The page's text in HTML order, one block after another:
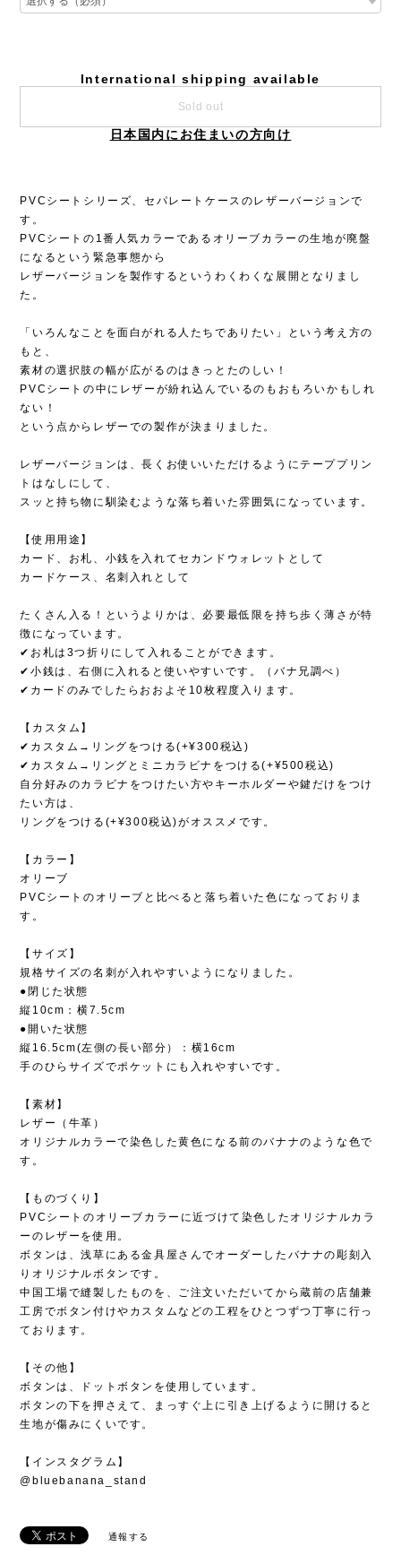
International shipping available
Sold out
日本国内にお住まいの方向け
PVCシートシリーズ、セパレートケースのレザーバージョンで
す。
PVCシートの1番人気カラーであるオリーブカラーの生地が廃盤
になるという緊急事態から
レザーバージョンを製作するというわくわくな展開となりまし
た。
「いろんなことを面白がれる人たちでありたい」という考え方の
もと、
素材の選択肢の幅が広がるのはきっとたのしい！
PVCシートの中にレザーが紛れ込んでいるのもおもろいかもしれ
ない！
という点からレザーでの製作が決まりました。
レザーバージョンは、長くお使いいただけるようにテーププリン
トはなしにして、
スッと持ち物に馴染むような落ち着いた雰囲気になっています。
【使用用途】
カード、お札、小銭を入れてセカンドウォレットとして
カードケース、名刺入れとして
たくさん入る！というよりかは、必要最低限を持ち歩く薄さが特
徴になっています。
✔︎お札は3つ折りにして入れることができます。
✔︎小銭は、右側に入れると使いやすいです。（バナ兄調べ）
✔︎カードのみでしたらおおよそ10枚程度入ります。
【カスタム】
✔︎カスタム→リングをつける(+¥300税込)
✔︎カスタム→リングとミニカラビナをつける(+¥500税込)
自分好みのカラビナをつけたい方やキーホルダーや鍵だけをつけ
たい方は、
リングをつける(+¥300税込)がオススメです。
【カラー】
オリーブ
PVCシートのオリーブと比べると落ち着いた色になっておりま
す。
【サイズ】
規格サイズの名刺が入れやすいようになりました。
●閉じた状態
縦10cm：横7.5cm
●開いた状態
縦16.5cm(左側の長い部分）：横16cm
手のひらサイズでポケットにも入れやすいです。
【素材】
レザー（牛革）
オリジナルカラーで染色した黄色になる前のバナナのような色で
す。
【ものづくり】
PVCシートのオリーブカラーに近づけて染色したオリジナルカラ
ーのレザーを使用。
ボタンは、浅草にある金具屋さんでオーダーしたバナナの彫刻入
りオリジナルボタンです。
中国工場で縫製したものを、ご注文いただいてから蔵前の店舗兼
工房でボタン付けやカスタムなどの工程をひとつずつ丁寧に行っ
ております。
【その他】
ボタンは、ドットボタンを使用しています。
ボタンの下を押さえて、まっすぐ上に引き上げるように開けると
生地が傷みにくいです。
【インスタグラム】
@bluebanana_stand
通報する